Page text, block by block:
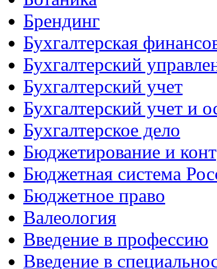
Брендинг
Бухгалтерская
Бухгалтерский
Бухгалтерский учет
Бухгалтерский учет и
Бухгалтерское дело
Бюджетирование и
Бюджетная система
Бюджетное право
Валеология
Введение в профессию
Введение в